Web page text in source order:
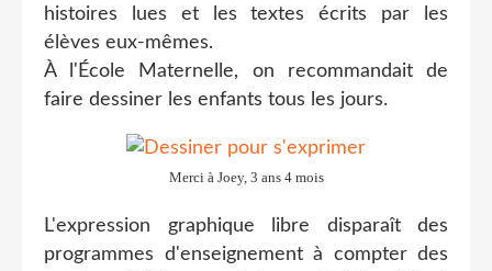
histoires lues et les textes écrits par les
élèves eux-mêmes.
À l'École Maternelle, on recommandait de
faire dessiner les enfants tous les jours.
Merci à Joey, 3 ans 4 mois
L'expression graphique libre disparaît des
programmes d'enseignement à compter des